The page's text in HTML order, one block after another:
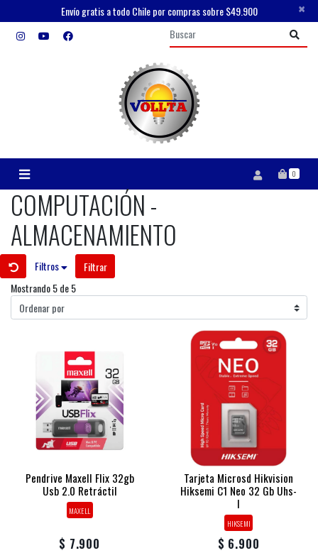
Envío gratis a todo Chile por compras sobre $49.900 ×
0
COMPUTACIÓN -
ALMACENAMIENTO
Filtros
Filtrar
Mostrando 5 de 5
Pendrive Maxell Flix 32gb
Usb 2.0 Retráctil
MAXELL
$ 7.900
Tarjeta Microsd Hikvision
Hiksemi C1 Neo 32 Gb Uhs-
I
HIKSEMI
$ 6.900